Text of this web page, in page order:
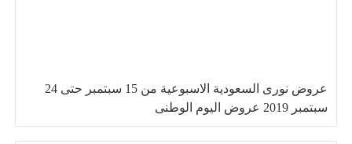
عروض نورى السعودية الاسبوعية من 15 سبتمبر حتى 24
سبتمبر 2019 عروض اليوم الوطنى